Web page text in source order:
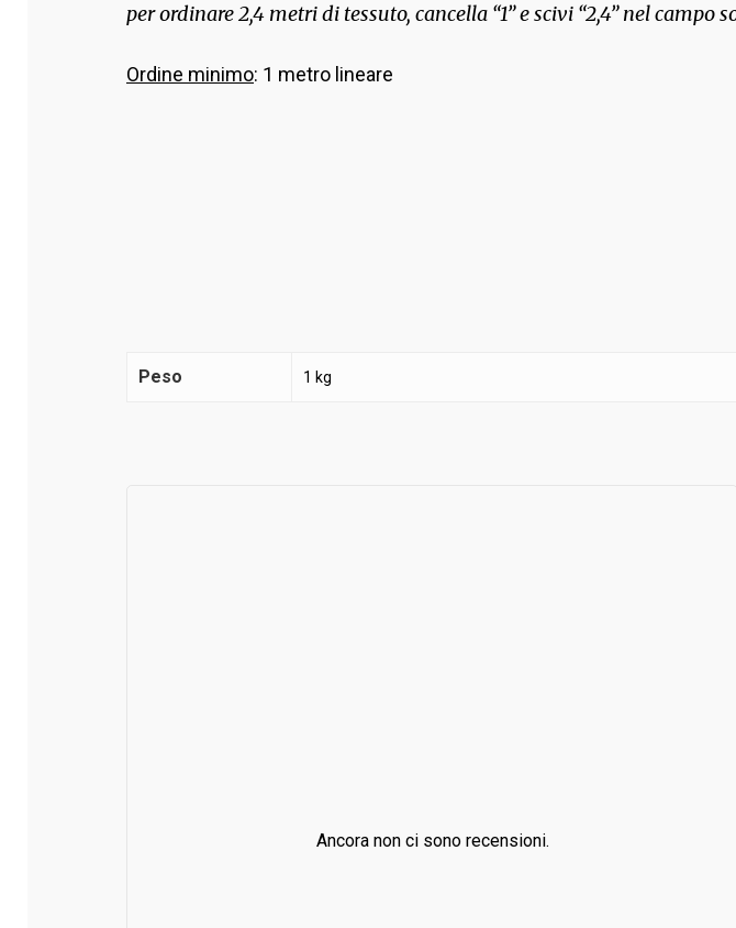
per ordinare 2,4 metri di tessuto, cancella “1” e scivi “2,4” nel
Ordine minimo: 1 metro lineare
Peso 1 kg
Ancora non ci sono recensioni.